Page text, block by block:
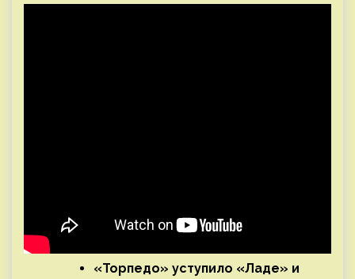
«Торпедо» уступило «Ладе» и